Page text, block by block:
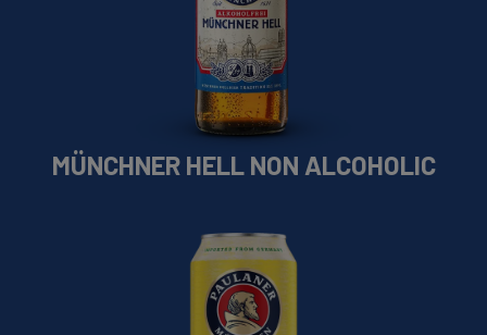
MÜNCHNER HELL NON ALCOHOLIC
osviežujúcu chuť citrónov. Pivo, ktoré má byť mútne a
kyslé.
Kúpiť online